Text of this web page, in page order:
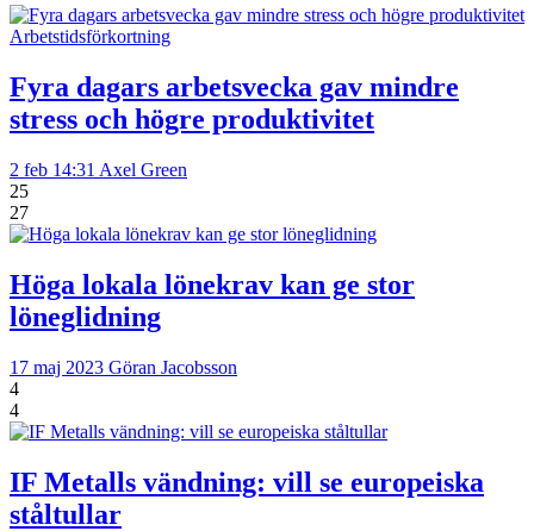
Arbetstidsförkortning
Fyra dagars arbetsvecka gav mindre
stress och högre produktivitet
2 feb 14:31 Axel Green
25
27
Höga lokala lönekrav kan ge stor
löneglidning
17 maj 2023 Göran Jacobsson
4
4
IF Metalls vändning: vill se europeiska
ståltullar